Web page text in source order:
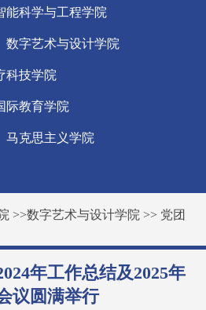
能科学与工程学院
数字艺术与设计学院
科技学院
际教育学院
马克思主义学院
>>数字艺术与设计学院 >> 党团
年工作总结及2025年
议圆满举行